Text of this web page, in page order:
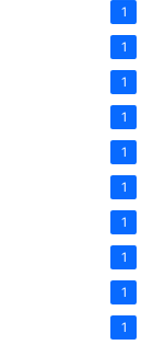
1
1
1
1
1
1
1
1
1
1